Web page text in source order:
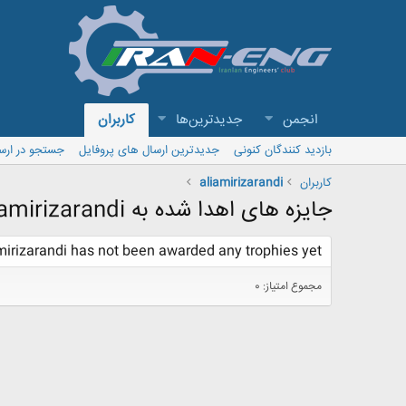
انجمن جدیدترین‌ها کاربران
بازدید کنندگان کنونی جدیدترین ارسال های پروفایل
جستجو در
کاربران
aliamirizarandi
جایزه های اهدا شده به aliamirizarandi
has not been awarded any trophies yet.
مجموع امتیاز: 0